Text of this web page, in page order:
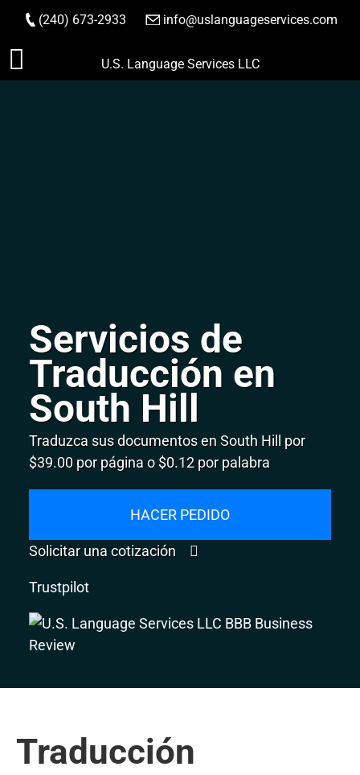
Saltar
(240) 673-2933 info@uslanguageservices.com
HACER PEDIDO
U.S. Language Services LLC
Servicios de
Traducción en
South Hill
Traduzca sus documentos en South Hill por
$39.00 por página o $0.12 por palabra
HACER PEDIDO
Solicitar una cotización
Trustpilot
Traducción